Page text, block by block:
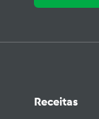
Receitas